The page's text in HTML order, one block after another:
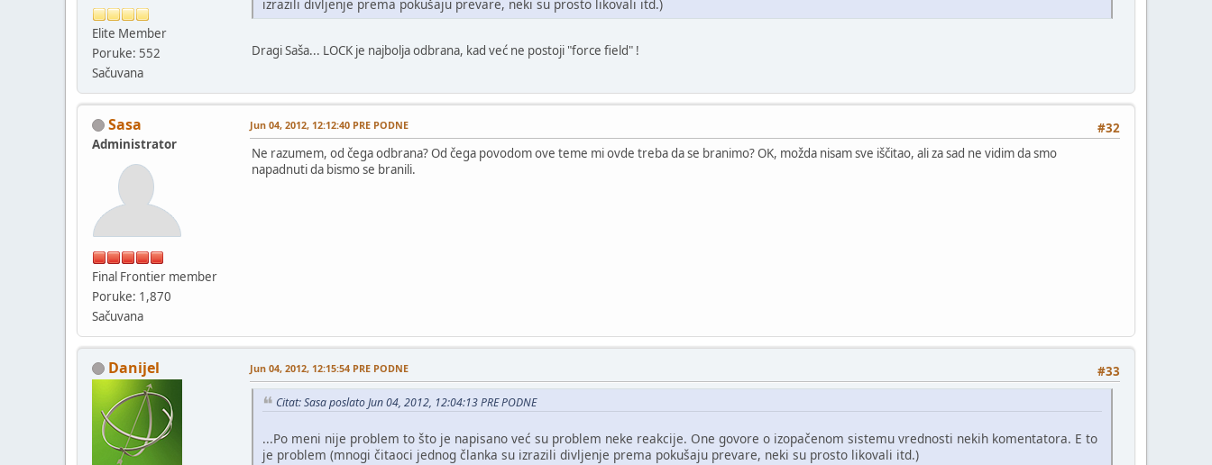
Elite Member
Poruke: 552
Sačuvana
izrazili divljenje prema pokušaju prevare, neki su prosto likovali itd.)
Dragi Saša... LOCK je najbolja odbrana, kad već ne postoji "force field" !
Sasa
Administrator
Final Frontier member
Poruke: 1,870
Sačuvana
#32
Jun 04, 2012, 12:12:40 PRE PODNE
Ne razumem, od čega odbrana? Od čega povodom ove teme mi ovde treba da se branimo? OK, možda nisam sve iščitao, ali za sad ne vidim da smo
napadnuti da bismo se branili.
Danijel #33
Jun 04, 2012, 12:15:54 PRE PODNE
Citat: Sasa poslato Jun 04, 2012, 12:04:13 PRE PODNE
...Po meni nije problem to što je napisano već su problem neke reakcije. One govore o izopačenom sistemu vrednosti nekih komentatora. E to
je problem (mnogi čitaoci jednog članka su izrazili divljenje prema pokušaju prevare, neki su prosto likovali itd.)